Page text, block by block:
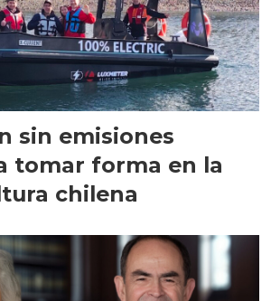
sin emisiones
tomar forma en la
chilena